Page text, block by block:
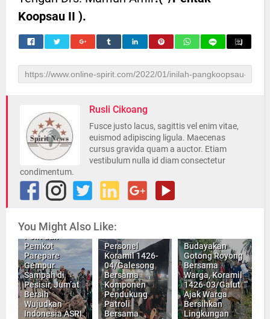
Koopsau II ).
Rusli Cikoang
Fusce justo lacus, sagittis vel enim vitae,
euismod adipiscing ligula. Maecenas
cursus gravida quam a auctor. Etiam
vestibulum nulla id diam consectetur
condimentum.
You Might Also Like:
Sinergi TNI–
Pemkot
Parepare
Gempur
Sampah di
Pesisir, Jum’at
Bersih
Wujudkan
Indonesia ASRI
Personel
Koramil 1426-
04/Galesong
Bersama
Komponen
Pendukung
Patroli
Bersama
Budayakan
Gotong Royong
Bersama
Warga, Koramil
1426-03/Galut
Ajak Warga
Bersihkan
Lingkungan